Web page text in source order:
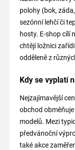
polohy (bok,
sezónní lehčí či
hosty. E-shop cílí
chtějí ložnici
odděleně z
Kdy se vyplatí
Nejzajímavější
obchod
modelů. Mezi
předvánoční
také akce